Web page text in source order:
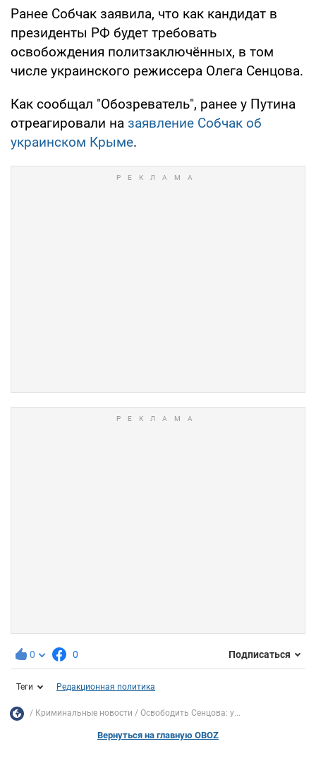
Ранее Собчак заявила, что как кандидат в
президенты РФ будет требовать
освобождения политзаключённых, в том
числе украинского режиссера Олега Сенцова.
Как сообщал "Обозреватель", ранее у Путина
отреагировали на заявление Собчак об
украинском Крыме.
0 0 Подписаться
Теги Редакционная политика
Криминальные новости Освободить Сенцова: у...
Вернуться на главную OBOZ